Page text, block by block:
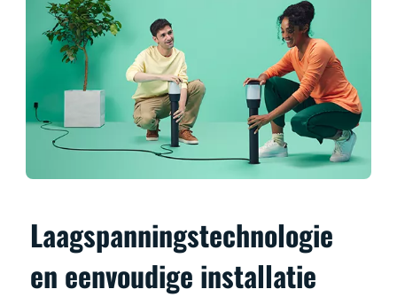
Laagspanningstechnologie
en eenvoudige installatie